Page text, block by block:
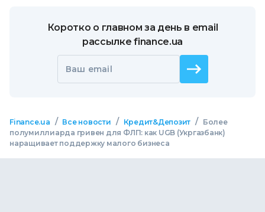
Коротко о главном за день в email
рассылке finance.ua
Ваш email
Finance.ua / Все новости / Кредит&Депозит /
Более
полумиллиарда гривен для ФЛП: как UGB (Укргазбанк)
наращивает поддержку малого бизнеса